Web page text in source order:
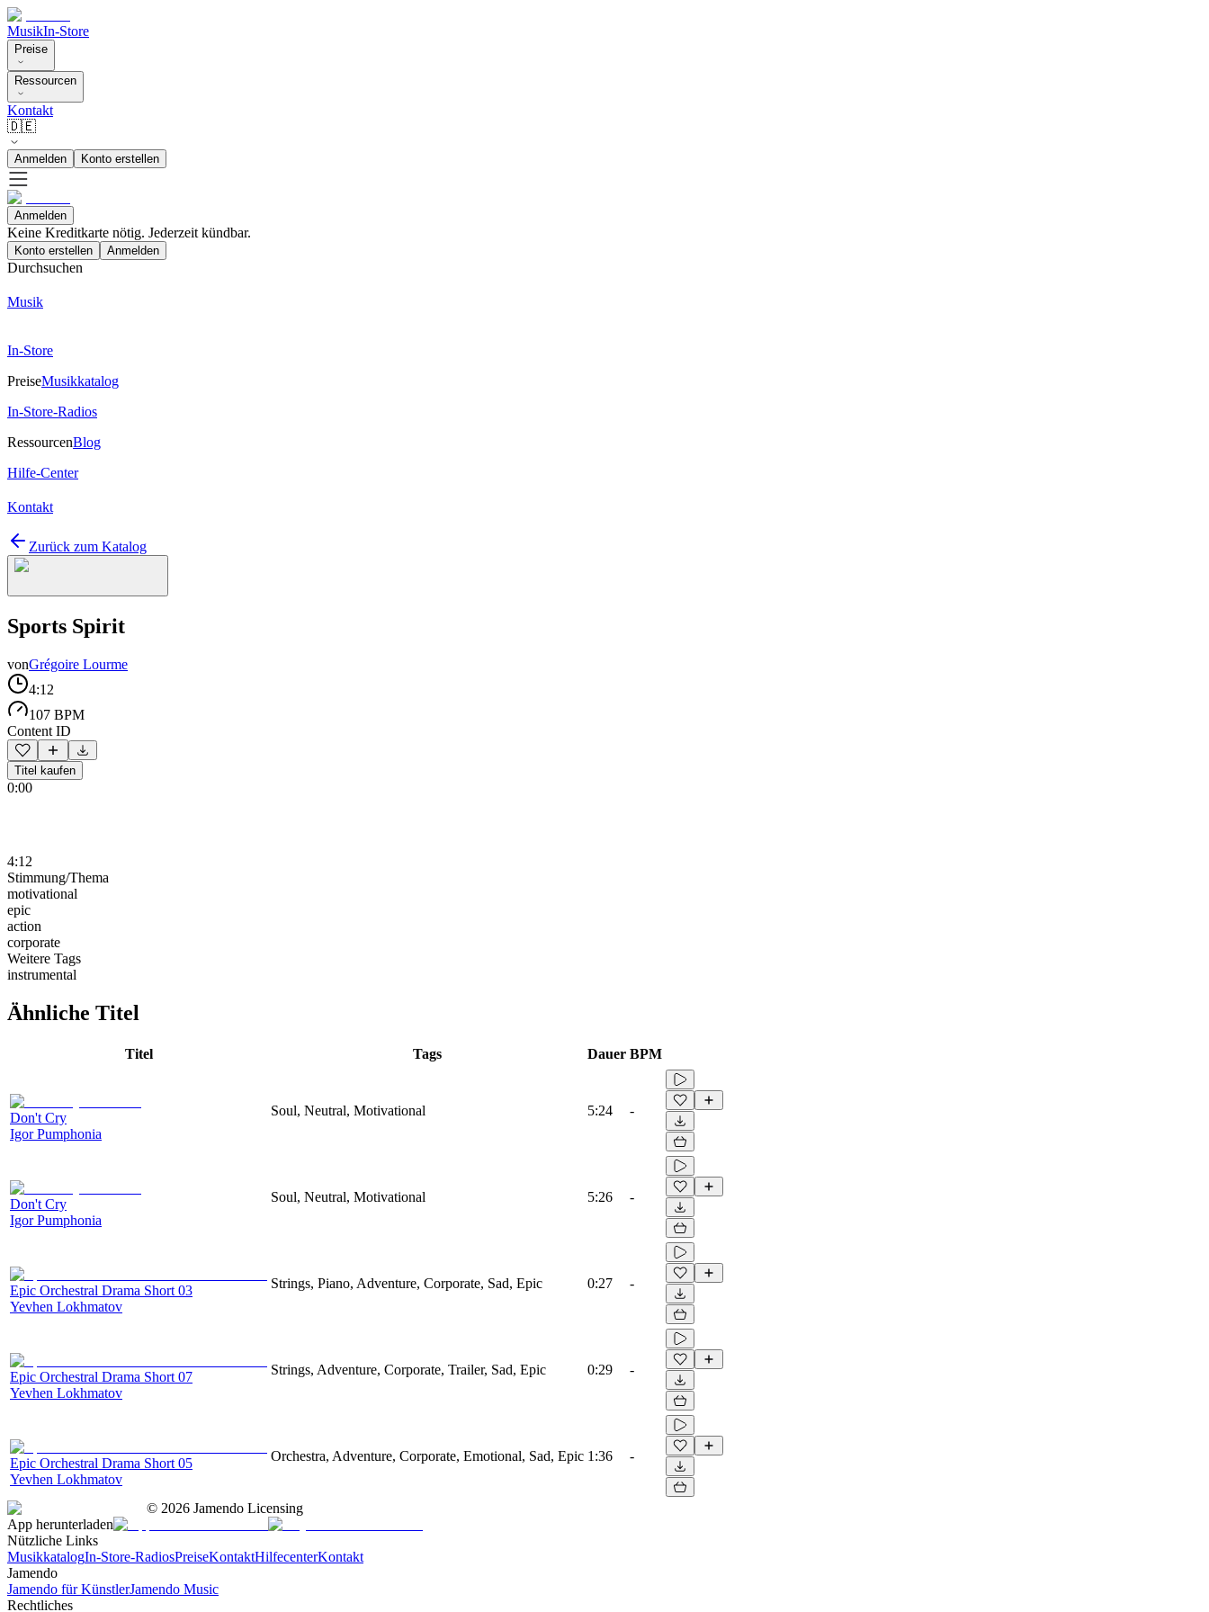
MusikIn-Store
Preise
Ressourcen
Kontakt
🇩🇪
Anmelden Konto erstellen
Anmelden
Keine Kreditkarte nötig. Jederzeit kündbar.
Konto erstellen Anmelden
Durchsuchen
Musik
In-Store
PreiseMusikkatalog
In-Store-Radios
RessourcenBlog
Hilfe-Center
Kontakt
Zurück zum Katalog
Sports Spirit
vonGrégoire Lourme
4:12
107 BPM
Content ID
Titel kaufen
0:00
4:12
Stimmung/Thema
motivational
epic
action
corporate
Weitere Tags
instrumental
Ähnliche Titel
Titel Tags Dauer BPM
Don't Cry
Igor Pumphonia
Soul, Neutral, Motivational 5:24 -
Don't Cry
Igor Pumphonia
Soul, Neutral, Motivational 5:26 -
Epic Orchestral Drama Short 03
Yevhen Lokhmatov
Strings, Piano, Adventure, Corporate, Sad, Epic 0:27 -
Epic Orchestral Drama Short 07
Yevhen Lokhmatov
Strings, Adventure, Corporate, Trailer, Sad, Epic 0:29 -
Epic Orchestral Drama Short 05
Yevhen Lokhmatov
Orchestra, Adventure, Corporate, Emotional, Sad, Epic 1:36 -
© 2026 Jamendo Licensing
App herunterladen
Nützliche Links
MusikkatalogIn-Store-RadiosPreiseKontaktHilfecenterKontakt
Jamendo
Jamendo für KünstlerJamendo Music
Rechtliches